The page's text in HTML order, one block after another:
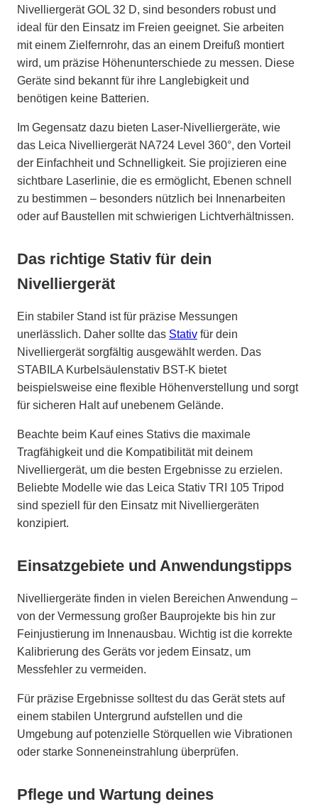
Nivelliergerät GOL 32 D, sind besonders robust und
ideal für den Einsatz im Freien geeignet. Sie arbeiten
mit einem Zielfernrohr, das an einem Dreifuß montiert
wird, um präzise Höhenunterschiede zu messen. Diese
Geräte sind bekannt für ihre Langlebigkeit und
benötigen keine Batterien.
Im Gegensatz dazu bieten Laser-Nivelliergeräte, wie
das Leica Nivelliergerät NA724 Level 360°, den Vorteil
der Einfachheit und Schnelligkeit. Sie projizieren eine
sichtbare Laserlinie, die es ermöglicht, Ebenen schnell
zu bestimmen – besonders nützlich bei Innenarbeiten
oder auf Baustellen mit schwierigen Lichtverhältnissen.
Das richtige Stativ für dein
Nivelliergerät
Ein stabiler Stand ist für präzise Messungen
unerlässlich. Daher sollte das Stativ für dein
Nivelliergerät sorgfältig ausgewählt werden. Das
STABILA Kurbelsäulenstativ BST-K bietet
beispielsweise eine flexible Höhenverstellung und sorgt
für sicheren Halt auf unebenem Gelände.
Beachte beim Kauf eines Stativs die maximale
Tragfähigkeit und die Kompatibilität mit deinem
Nivelliergerät, um die besten Ergebnisse zu erzielen.
Beliebte Modelle wie das Leica Stativ TRI 105 Tripod
sind speziell für den Einsatz mit Nivelliergeräten
konzipiert.
Einsatzgebiete und Anwendungstipps
Nivelliergeräte finden in vielen Bereichen Anwendung –
von der Vermessung großer Bauprojekte bis hin zur
Feinjustierung im Innenausbau. Wichtig ist die korrekte
Kalibrierung des Geräts vor jedem Einsatz, um
Messfehler zu vermeiden.
Für präzise Ergebnisse solltest du das Gerät stets auf
einem stabilen Untergrund aufstellen und die
Umgebung auf potenzielle Störquellen wie Vibrationen
oder starke Sonneneinstrahlung überprüfen.
Pflege und Wartung deines